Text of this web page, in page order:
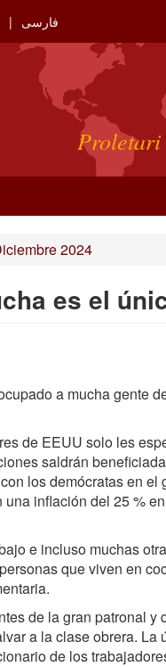
فارسی
2024
es el
a mucha gente
de EEUU solo les
saldrán
los demócratas en
inflación del 25 %
e incluso muchas
que viven en
de la gran patronal
a la clase obrera.
de los